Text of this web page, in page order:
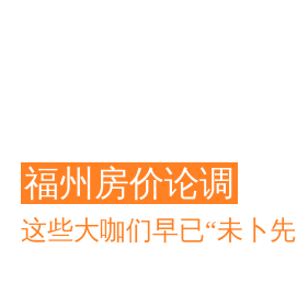
福州房价论调
这些大咖们早已“未卜